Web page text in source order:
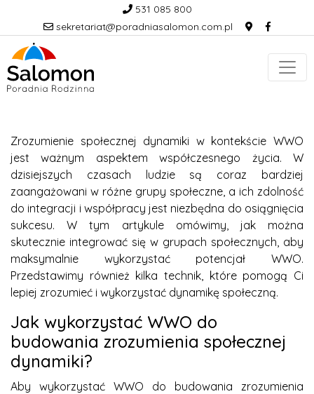
531 085 800
sekretariat@poradniasalomon.com.pl
Zrozumienie społecznej dynamiki w kontekście WWO
jest ważnym aspektem współczesnego życia. W
dzisiejszych czasach ludzie są coraz bardziej
zaangażowani w różne grupy społeczne, a ich zdolność
do integracji i współpracy jest niezbędna do osiągnięcia
sukcesu. W tym artykule omówimy, jak można
skutecznie integrować się w grupach społecznych, aby
maksymalnie wykorzystać potencjał WWO.
Przedstawimy również kilka technik, które pomogą Ci
lepiej zrozumieć i wykorzystać dynamikę społeczną.
Jak wykorzystać WWO do
budowania zrozumienia społecznej
dynamiki?
Aby wykorzystać WWO do budowania zrozumienia